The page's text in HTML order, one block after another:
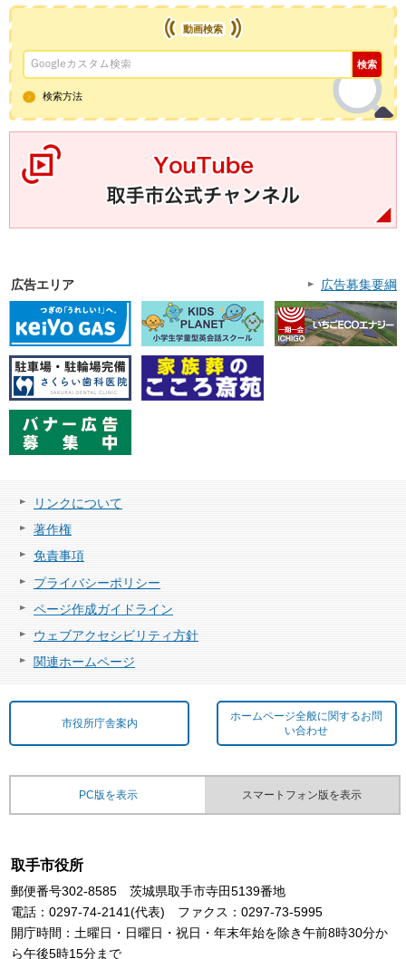
動画検索
検索方法
広告エリア 広告募集要綱
リンクについて
著作権
免責事項
プライバシーポリシー
ページ作成ガイドライン
ウェブアクセシビリティ方針
関連ホームページ
市役所庁舎案内
ホームページ全般に関するお問
い合わせ
PC版を表示 スマートフォン版を表示
取手市役所
郵便番号302-8585 茨城県取手市寺田5139番地
電話：0297-74-2141(代表) ファクス：0297-73-5995
開庁時間：土曜日・日曜日・祝日・年末年始を除き午前8時30分か
ら午後5時15分まで